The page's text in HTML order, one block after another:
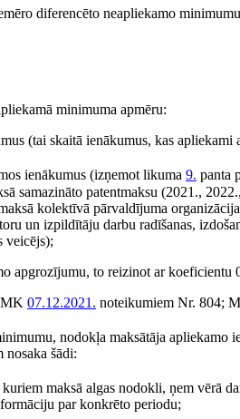
diferencēto neapliekamo
minimuma apmēru:
(tai skaitā ienākumus, kas
ienākumus (izņemot likuma 9. panta
samazināto patentmaksu (2021.,
kolektīvā pārvaldījuma
un izpildītāju darbu radīšanas,
veicējs);
apgrozījumu, to reizinot ar koeficientu
07.12.2021. noteikumiem Nr. 804;
nodokļa maksātāja
šādi:
maksā algas nodokli, ņem vērā
par konkrēto periodu;